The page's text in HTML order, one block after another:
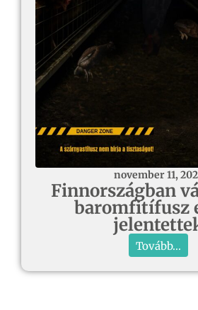
november 11,
Finnországban
baromfitífusz
Tovább...